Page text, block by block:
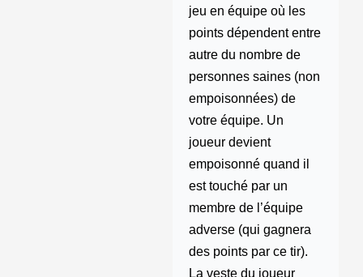
jeu en équipe où les
points dépendent entre
autre du nombre de
personnes saines (non
empoisonnées) de
votre équipe. Un
joueur devient
empoisonné quand il
est touché par un
membre de l’équipe
adverse (qui gagnera
des points par ce tir).
La veste du joueur